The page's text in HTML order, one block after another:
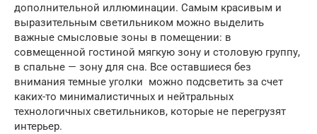
дополнительной иллюминации. Самым красивым и
выразительным светильником можно выделить
важные смысловые зоны в помещении: в
совмещенной гостиной мягкую зону и столовую группу,
в спальне — зону для сна. Все оставшиеся без
внимания темные уголки можно подсветить за счет
каких-то минималистичных и нейтральных
технологичных светильников, которые не перегрузят
интерьер.